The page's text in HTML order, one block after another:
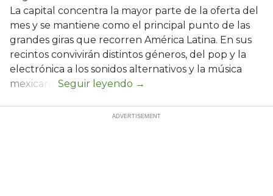
La capital concentra la mayor parte de la oferta del
mes y se mantiene como el principal punto de las
grandes giras que recorren América Latina. En sus
recintos convivirán distintos géneros, del pop y la
electrónica a los sonidos alternativos y la música
mexicana.